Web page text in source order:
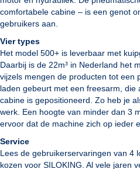
comfortabele cabine – is een genot
gebruikers aan.
Vier types
Het model 500+ is leverbaar met
Daarbij is de 22m³ in Nederland het
vijzels mengen de producten tot een
laden gebeurt met een freesarm, die
cabine is gepositioneerd. Zo heb je
werk. Een hoogte van minder dan 3
ervoor dat de machine zich op ieder
Service
Lees de gebruikerservaringen van 4
kozen voor SILOKING. Al vele jaren